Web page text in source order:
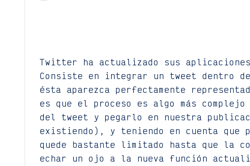
Twitter ha actualizado sus
Consiste en integrar un tweet dentro
ésta aparezca perfectamente
es que el proceso es algo más
del tweet y pegarlo en nuestra
existiendo), y teniendo en cuenta que
quede bastante limitado hasta que la
echar un ojo a la nueva función